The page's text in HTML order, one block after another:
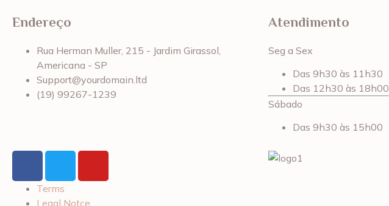
Endereço
Rua Herman Muller, 215 - Jardim Girassol,
Americana - SP
Support@yourdomain.ltd
(19) 99267-1239
Atendimento
Seg a Sex
Das 9h30 às 11h30
Das 12h30 às 18h00
Sábado
Das 9h30 às 15h00
Terms
Legal Notce